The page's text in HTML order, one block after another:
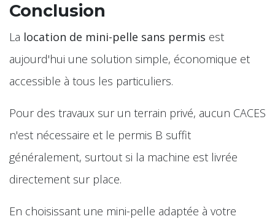
Conclusion
La location de mini-pelle sans permis est
aujourd'hui une solution simple, économique et
accessible à tous les particuliers.
Pour des travaux sur un terrain privé, aucun CACES
n'est nécessaire et le permis B suffit
généralement, surtout si la machine est livrée
directement sur place.
En choisissant une mini-pelle adaptée à votre